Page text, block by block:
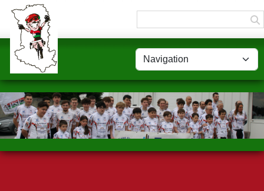
Panneau de gestion des cookies